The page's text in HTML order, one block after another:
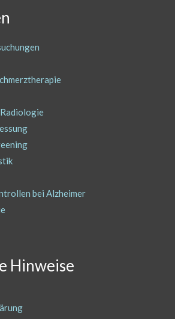
bei Alzheimer
Hinweise